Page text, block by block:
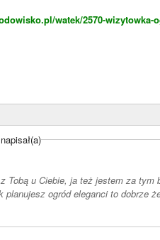
watek/2570-wizytowka-
Tobą u Ciebie, ja też jestem za tym
planujesz ogród eleganci to dobrze